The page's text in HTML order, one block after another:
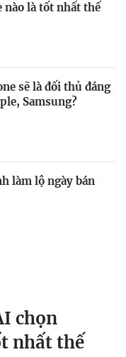
nào là tốt nhất thế
sẽ là đối thủ đáng
Samsung?
làm lộ ngày bán
chọn
nhất thế